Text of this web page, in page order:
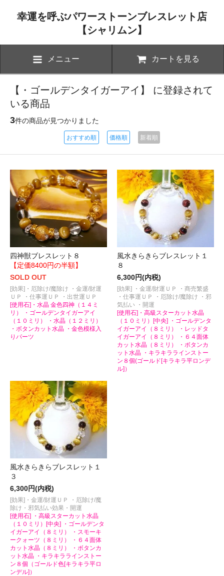
幸運を呼ぶパワーストーンブレスレット店
【シャリムン】
メニュー カートを見る
【・ゴールデンタイガーアイ】 に登録されて
いる商品
3件の商品が見つかりました
おすすめ順 価格順 新着順
四神獣ブレスレット８
【定価8400円の半額】
SOLD OUT
[効果]・厄除け/魔除け ・金運/財運
ＵＰ ・仕事運ＵＰ ・出世運ＵＰ
[使用石]・水晶 金色四神（１４ミ
リ） ・ゴールデンタイガーアイ
（１０ミリ） ・水晶（１２ミリ）
・ボタンカット水晶 ・金色模様入
りパーツ
風水きらきらブレスレット１
８
6,300円(内税)
[効果] ・金運/財運ＵＰ ・商売繁盛
・仕事運ＵＰ ・厄除け/魔除け ・邪
気払い ・開運
[使用石]・高級スターカット水晶
（１０ミリ）[中央] ・ゴールデンタ
イガーアイ（８ミリ） ・レッドタ
イガーアイ（８ミリ） ・６４面体
カット水晶（８ミリ） ・ボタンカ
ット水晶 ・キラキララインストー
ン８個(ゴールド[キラキラ平ロンデ
ル]）
風水きらきらブレスレット１
３
6,300円(内税)
[効果]・金運/財運ＵＰ ・厄除け/魔
除け・邪気払い効果・開運
[使用石] ・高級スターカット水晶
（１０ミリ）[中央] ・ゴールデンタ
イガーアイ（８ミリ） ・スモーキ
ークォーツ（８ミリ） ・６４面体
カット水晶（８ミリ） ・ボタンカ
ット水晶 ・キラキララインストー
ン８個（ゴールド色[キラキラ平ロ
ンデル]）